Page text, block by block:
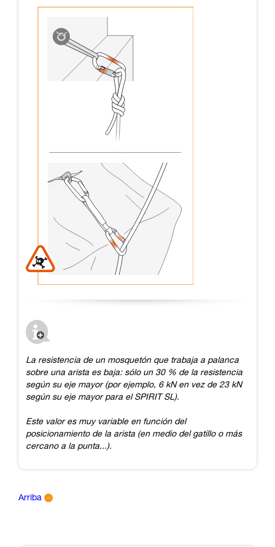
La resistencia de un mosquetón que trabaja a palanca
sobre una arista es baja: sólo un 30 % de la resistencia
según su eje mayor (por ejemplo, 6 kN en vez de 23 kN
según su eje mayor para el SPIRIT SL).
Este valor es muy variable en función del
posicionamiento de la arista (en medio del gatillo o más
cercano a la punta...).
Arriba